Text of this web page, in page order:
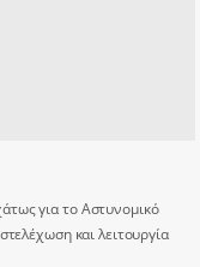
για το Αστυνομικό
και λειτουργία